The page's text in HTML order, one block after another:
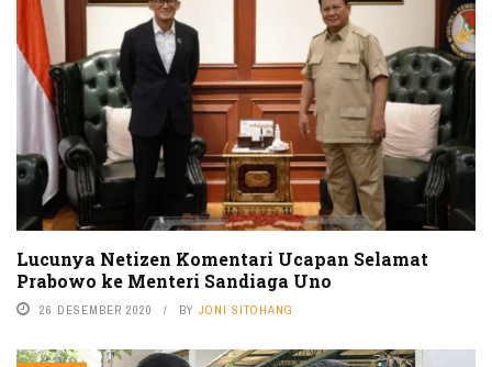
Lucunya Netizen Komentari Ucapan Selamat
Prabowo ke Menteri Sandiaga Uno
26 DESEMBER 2020 BY JONI SITOHANG